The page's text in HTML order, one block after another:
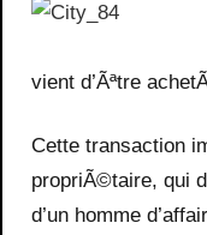
vient d’Ãªtre
Cette transaction
propriÃ©taire, qui
d’un homme